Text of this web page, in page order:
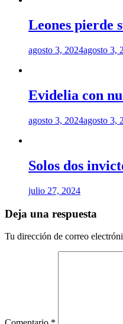
Leones pierde
agosto 3, 2024agosto 3,
Evidelia con
agosto 3, 2024agosto 3,
Solos dos
julio 27, 2024
Deja una respuesta
Tu dirección de correo